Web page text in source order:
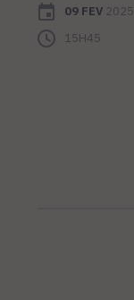
09 FEV 2025
15H45